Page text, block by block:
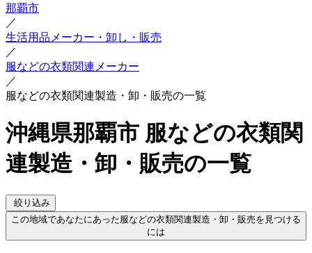
那覇市
／
生活用品メーカー・卸し・販売
／
服などの衣類関連メーカー
／
服などの衣類関連製造・卸・販売の一覧
沖縄県那覇市 服などの衣類関
連製造・卸・販売の一覧
絞り込み
この地域であなたにあった服などの衣類関連製造・卸・販売を見つける
には